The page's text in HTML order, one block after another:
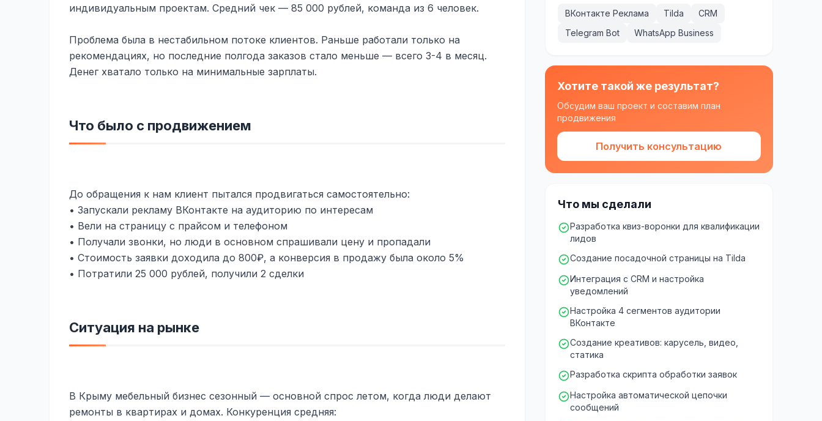
индивидуальным проектам. Средний чек — 85 000 рублей, команда из 6 человек.
Проблема была в нестабильном потоке клиентов. Раньше работали только на
рекомендациях, но последние полгода заказов стало меньше — всего 3-4 в месяц.
Денег хватало только на минимальные зарплаты.
Что было с продвижением
До обращения к нам клиент пытался продвигаться самостоятельно:
• Запускали рекламу ВКонтакте на аудиторию по интересам
• Вели на страницу с прайсом и телефоном
• Получали звонки, но люди в основном спрашивали цену и пропадали
• Стоимость заявки доходила до 800₽, а конверсия в продажу была около 5%
• Потратили 25 000 рублей, получили 2 сделки
Ситуация на рынке
В Крыму мебельный бизнес сезонный — основной спрос летом, когда люди делают
ремонты в квартирах и домах. Конкуренция средняя:
ВКонтакте Реклама Tilda
CRM
Telegram Bot
WhatsApp Business
Хотите такой же результат?
Обсудим ваш проект и составим план
продвижения
Получить консультацию
Что мы сделали
Разработка квиз-воронки для квалификации
лидов
Создание посадочной страницы на Tilda
Интеграция с CRM и настройка
уведомлений
Настройка 4 сегментов аудитории
ВКонтакте
Создание креативов: карусель, видео,
статика
Разработка скрипта обработки заявок
Настройка автоматической цепочки
сообщений